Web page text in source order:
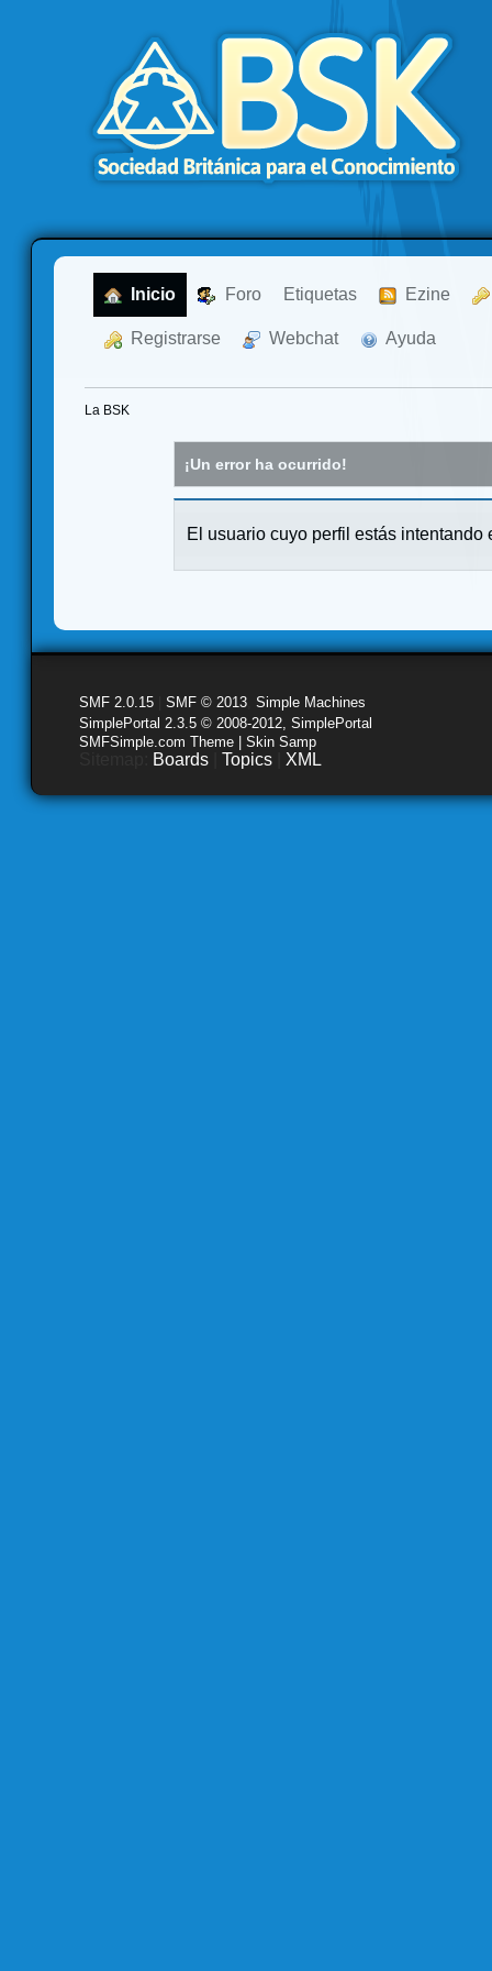
Inicio Foro Etiquetas Ezine
Registrarse Webchat Ayuda
La BSK
¡Un error ha ocurrido!
El usuario cuyo perfil estás intentando
SMF 2.0.15 SMF © 2013 Simple Machines
SimplePortal 2.3.5 © 2008-2012, SimplePortal
SMFSimple.com Theme | Skin Samp
Boards Topics XML